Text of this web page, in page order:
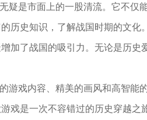
疑是市面上的一股清流。它不仅
历史知识，了解战国时期的文
加了战国的吸引力。无论是历
游戏内容、精美的画风和高智能
戏是一次不容错过的历史穿越之